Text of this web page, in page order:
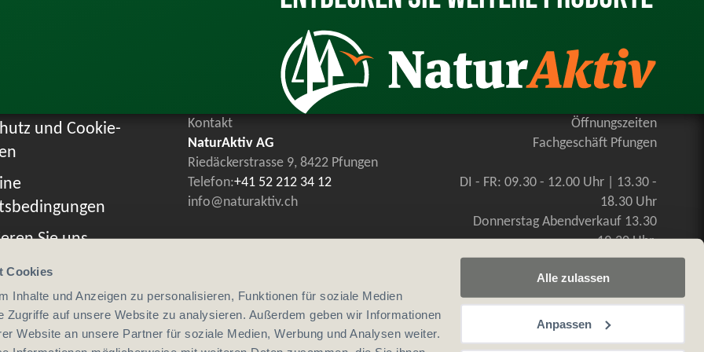
Cookies
Inhalte und Anzeigen zu personalisieren, Funktionen für soziale Medien
Zugriffe auf unsere Website zu analysieren. Außerdem geben wir Informationen
Website an unsere Partner für soziale Medien, Werbung und Analysen weiter.
Alle zulassen
Anpassen
und Cookie-
Sie uns
Kontakt
NaturAktiv AG
Riedäckerstrasse 9, 8422 Pfungen
Telefon:+41 52 212 34 12
info@naturaktiv.ch
Öffnungszeiten
Fachgeschäft Pfungen
DI - FR: 09.30 - 12.00 Uhr | 13.30 -
18.30 Uhr
Donnerstag Abendverkauf 13.30
-19.30 Uhr
SA: 09.00 - 16.00 Uhr, durchgehend